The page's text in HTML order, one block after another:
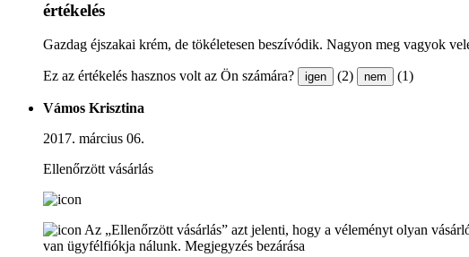
értékelés
Gazdag éjszakai krém, de tökéletesen beszívódik. Nagyon meg vagyok
Ez az értékelés hasznos volt az Ön számára? igen (2) nem (1)
Vámos Krisztina
2017. március 06.
Ellenőrzött vásárlás
Az „Ellenőrzött vásárlás” azt jelenti, hogy a véleményt olyan
van ügyfélfiókja nálunk. Megjegyzés bezárása